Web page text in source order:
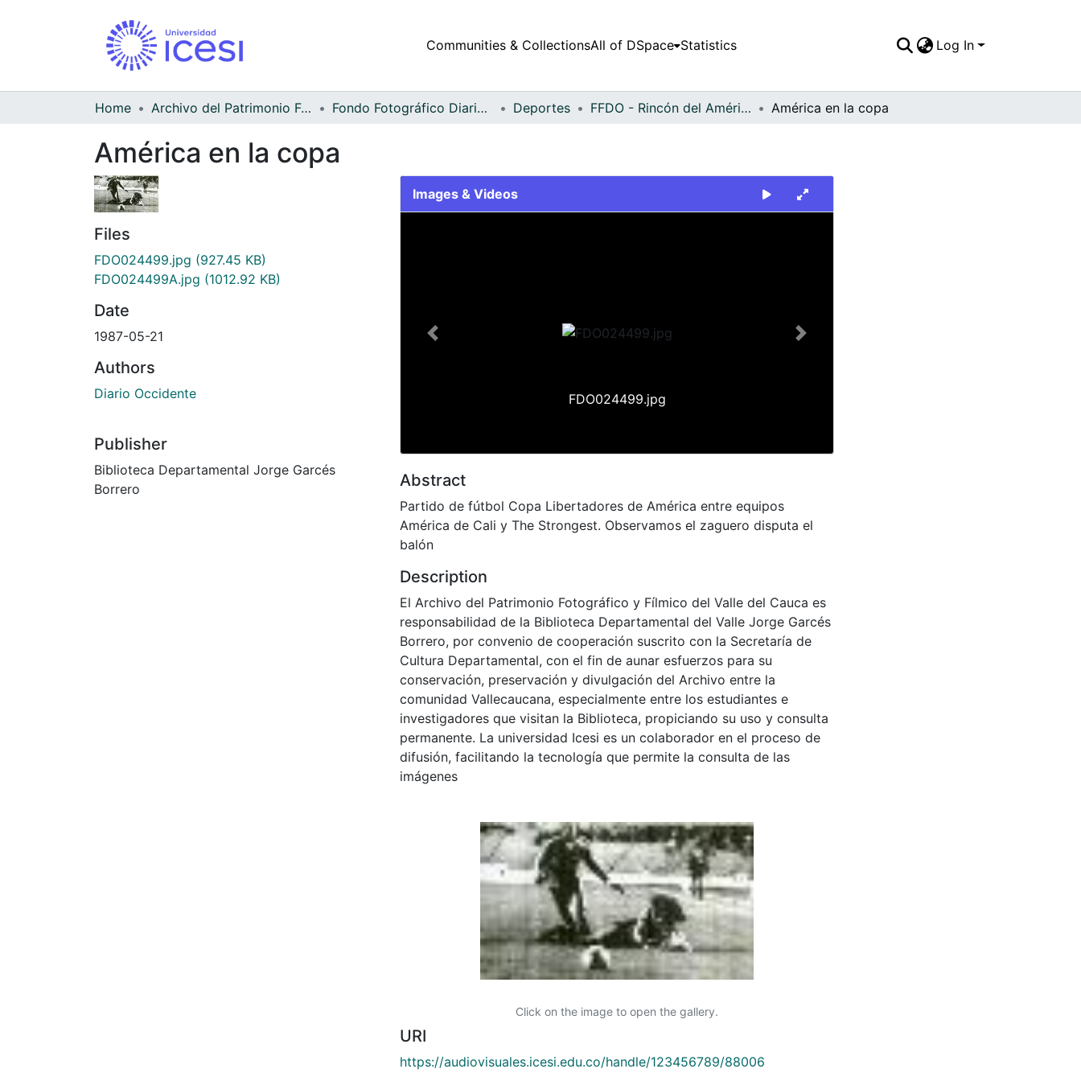
Communities & CollectionsAll of DSpace Statistics Log In
Home Archivo del Patrimonio Fotográfico y Fílmico del Valle del Cauca Fondo Fotográfico Diario Occidente Deportes FFDO - Rincón del América - Patrimonial América en la copa
América en la copa
Files
FDO024499.jpg (927.45 KB)
FDO024499A.jpg (1012.92 KB)
Date
1987-05-21
Authors
Diario Occidente
Publisher
Biblioteca Departamental Jorge Garcés
Borrero
Images & Videos
FDO024499.jpg
Previous Next
Abstract
Partido de fútbol Copa Libertadores de América entre equipos
América de Cali y The Strongest. Observamos el zaguero disputa el
balón
Description
El Archivo del Patrimonio Fotográfico y Fílmico del Valle del Cauca es
responsabilidad de la Biblioteca Departamental del Valle Jorge Garcés
Borrero, por convenio de cooperación suscrito con la Secretaría de
Cultura Departamental, con el fin de aunar esfuerzos para su
conservación, preservación y divulgación del Archivo entre la
comunidad Vallecaucana, especialmente entre los estudiantes e
investigadores que visitan la Biblioteca, propiciando su uso y consulta
permanente. La universidad Icesi es un colaborador en el proceso de
difusión, facilitando la tecnología que permite la consulta de las
imágenes
Click on the image to open the gallery.
URI
https://audiovisuales.icesi.edu.co/handle/123456789/88006